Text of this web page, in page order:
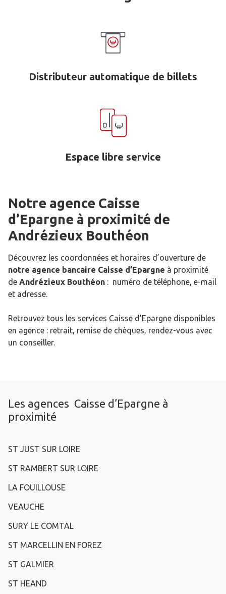
Distributeur automatique de billets
Espace libre service
Notre agence Caisse
d’Epargne à proximité de
Andrézieux Bouthéon
Découvrez les coordonnées et horaires d’ouverture de
notre agence bancaire Caisse d’Epargne à proximité
de Andrézieux Bouthéon : numéro de téléphone, e-mail
et adresse.
Retrouvez tous les services Caisse d’Epargne disponibles
en agence : retrait, remise de chèques, rendez-vous avec
un conseiller.
Les agences Caisse d’Epargne à
proximité
ST JUST SUR LOIRE
ST RAMBERT SUR LOIRE
LA FOUILLOUSE
VEAUCHE
SURY LE COMTAL
ST MARCELLIN EN FOREZ
ST GALMIER
ST HEAND